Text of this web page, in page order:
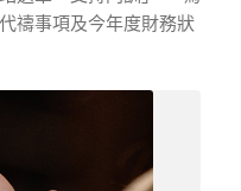
禱事項及今年度財務狀